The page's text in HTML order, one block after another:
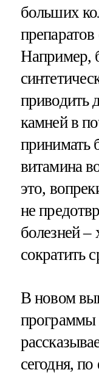
больших
Например,
приводить
камней в
принимать
витамина
это,
не
болезней –
сократить
В новом
программы
сегодня,